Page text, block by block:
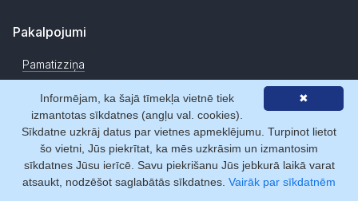
Pakalpojumi
Pamatizziņa
Segmentēto datu atlase
Uzņēmumu novērtēšanas rīki
Datu izmaiņu monitorings
✖
Informējam, ka šajā tīmekļa vietnē tiek
izmantotas sīkdatnes (angļu val. cookies).
Sīkdatne uzkrāj datus par vietnes apmeklējumu. Turpinot lietot
šo vietni, Jūs piekrītat, ka mēs uzkrāsim un izmantosim
sīkdatnes Jūsu ierīcē. Savu piekrišanu Jūs jebkurā laikā varat
atsaukt, nodzēšot saglabātās sīkdatnes. Vairāk par sīkdatnēm